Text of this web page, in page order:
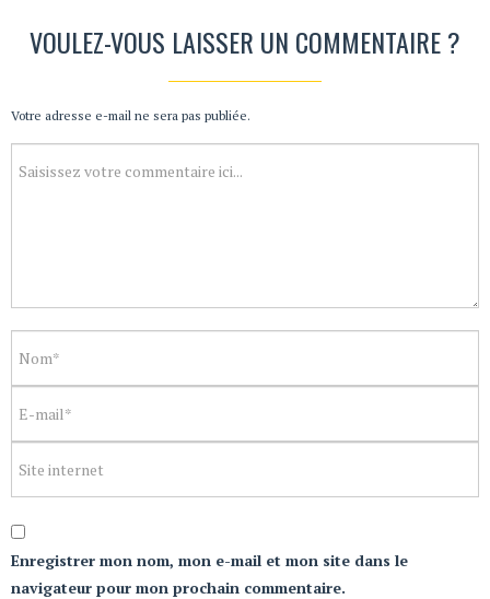
VOULEZ-VOUS LAISSER UN COMMENTAIRE ?
Votre adresse e-mail ne sera pas publiée.
Enregistrer mon nom, mon e-mail et mon site dans le
navigateur pour mon prochain commentaire.